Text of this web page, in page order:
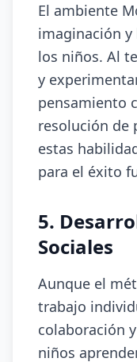
El ambiente
imaginación
los niños. Al
y
pensamiento
resolución de
estas
para el éxito
5.
Sociales
Aunque el
trabajo
colaboración
niños